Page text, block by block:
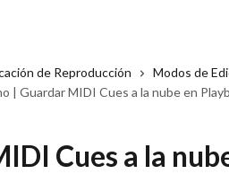
de Reproducción
Modos de
| Guardar MIDI Cues a la nube en
Cues a la